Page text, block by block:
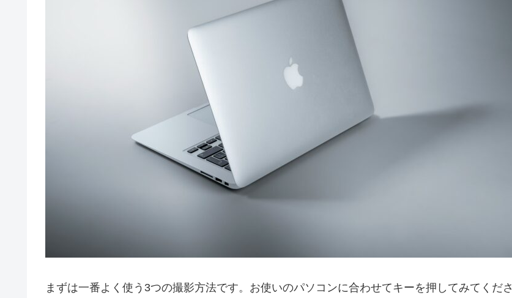
まずは一番よく使う3つの撮影方法です。お使いのパソコンに合わせてキーを押してみてくださ